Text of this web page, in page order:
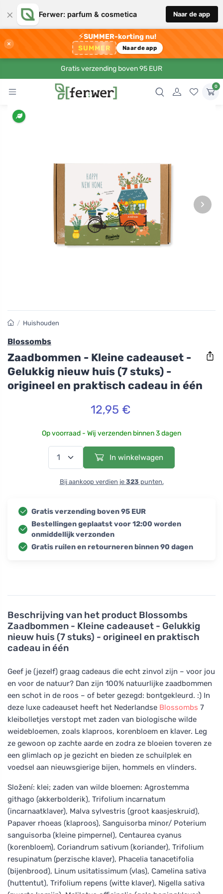
× Ferwer: parfum & cosmetica Naar de app
×
⚡SUMMER-korting nu!
SUMMER Naar de app
Gratis verzending boven 95 EUR
0
›
Beschrijving van het product Blossombs
Zaadbommen - Kleine cadeauset - Gelukkig
nieuw huis (7 stuks) - origineel en praktisch
cadeau in één
Geef je (jezelf) graag cadeaus die echt zinvol zijn – voor jou
en voor de natuur? Dan zijn 100% natuurlijke zaadbommen
een schot in de roos – of beter gezegd: bontgekleurd. :) In
deze luxe cadeauset heeft het Nederlandse Blossombs 7
kleibolletjes verstopt met zaden van biologische wilde
weidebloemen, zoals klaproos, korenbloem en klaver. Leg
ze gewoon op zachte aarde en zodra ze bloeien toveren ze
een glimlach op je gezicht en bieden ze schuilplek en
voedsel aan nieuwsgierige bijen, hommels en vlinders.
Složení: klei; zaden van wilde bloemen: Agrostemma
githago (akkerbolderik), Trifolium incarnatum
(incarnaatklaver), Malva sylvestris (groot kaasjeskruid),
Papaver rhoeas (klaproos), Sanguisorba minor/ Poterium
sanguisorba (kleine pimpernel), Centaurea cyanus
(korenbloem), Coriandrum sativum (koriander), Trifolium
resupinatum (perzische klaver), Phacelia tanacetifolia
(bijenbrood), Linum usitatissimum (vlas), Camelina sativa
(huttentut), Trifolium repens (witte klaver), Nigella sativa
/ Huishouden
Blossombs
Zaadbommen - Kleine cadeauset -
Gelukkig nieuw huis (7 stuks) -
origineel en praktisch cadeau in één
12,95 €
Op voorraad - Wij verzenden binnen 3 dagen
In winkelwagen
Bij aankoop verdien je 323 punten.
Gratis verzending boven 95 EUR
Bestellingen geplaatst voor 12:00 worden
onmiddellijk verzonden
Gratis ruilen en retourneren binnen 90 dagen